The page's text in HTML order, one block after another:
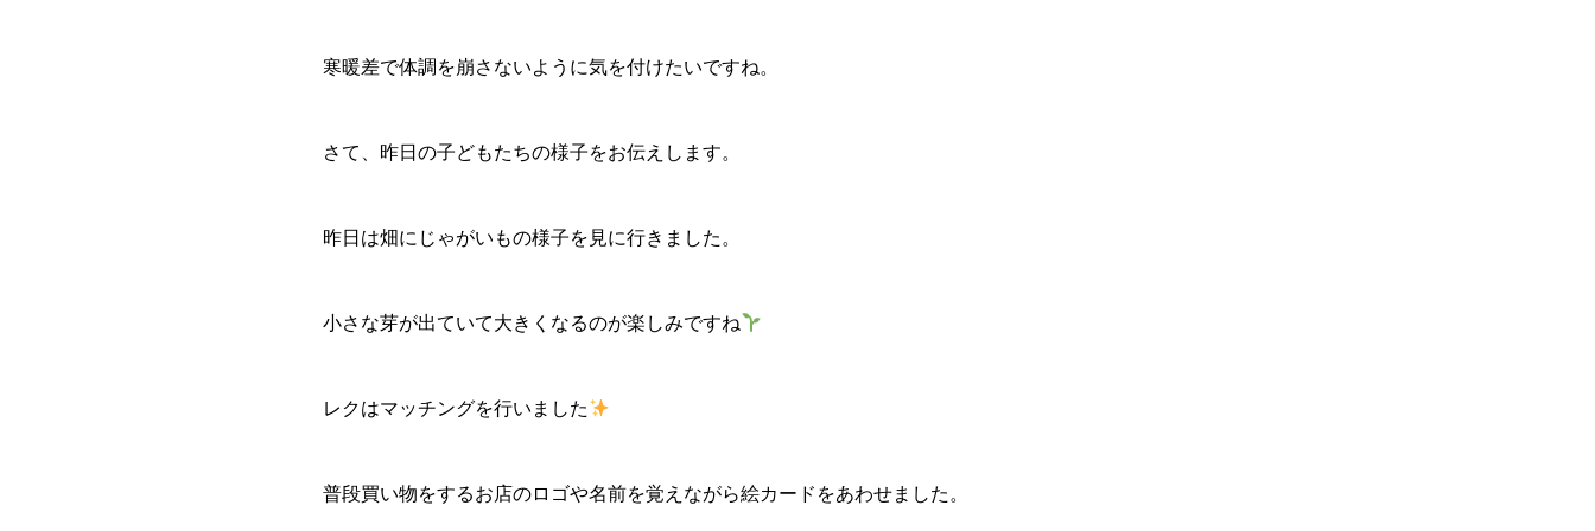
寒暖差で体調を崩さないように気を付けたいですね。
さて、昨日の子どもたちの様子をお伝えします。
昨日は畑にじゃがいもの様子を見に行きました。
小さな芽が出ていて大きくなるのが楽しみですね
レクはマッチングを行いました
普段買い物をするお店のロゴや名前を覚えながら絵カードをあわせました。